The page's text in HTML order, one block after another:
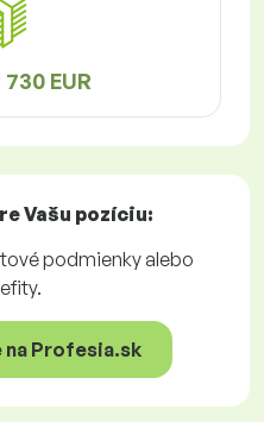
EUR
Vašu pozíciu:
podmienky alebo
na Profesia.sk